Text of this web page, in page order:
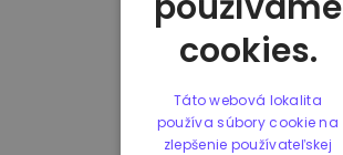
cookies.
Táto webová lokalita
používa súbory cookie na
zlepšenie používateľskej